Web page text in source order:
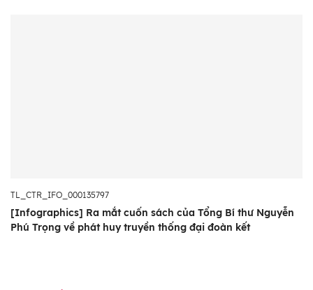
TL_CTR_IFO_000135797
[Infographics] Ra mắt cuốn sách của Tổng Bí thư Nguyễn
Phú Trọng về phát huy truyền thống đại đoàn kết